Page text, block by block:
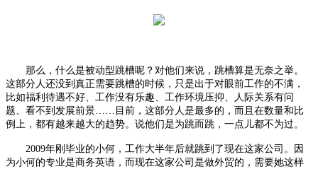
那么，什么是被动型跳槽呢？对他们来说，跳槽算是无奈之举。
这部分人还没到真正需要跳槽的时候，只是出于对眼前工作的不满，
比如福利待遇不好、工作没有乐趣、工作环境压抑、人际关系有问
题、看不到发展前景……目前，这部分人是最多的，而且在数量和比
例上，都有越来越大的趋势。说他们是为跳而跳，一点儿都不为过。
2009年刚毕业的小何，工作大半年后就跳到了现在这家公司。因
为小何的专业是商务英语，而现在这家公司是做外贸的，需要她这样